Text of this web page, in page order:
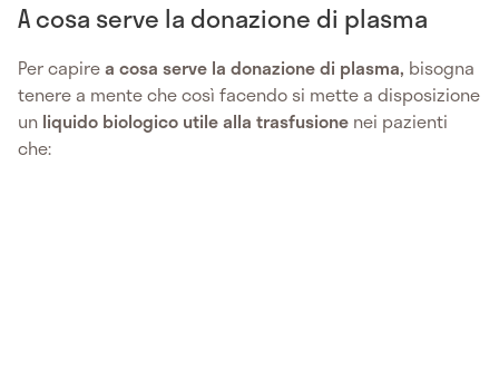
A cosa serve la donazione di plasma
Per capirea cosa serve la donazione di plasma, bisogna
tenere a mente che così facendo si mette a disposizione
un liquido biologico utile alla trasfusione nei pazienti
che: